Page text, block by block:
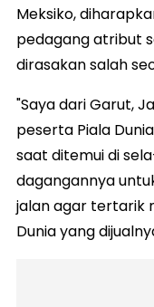
Meksiko,
pedagang atribut
dirasakan salah
"Saya dari Garut,
peserta Piala
saat ditemui di
dagangannya
jalan agar tertarik
Dunia yang